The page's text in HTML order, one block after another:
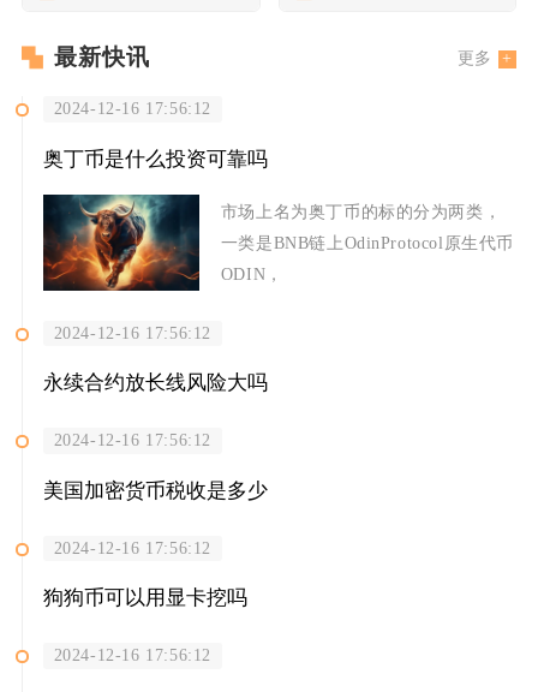
最新快讯 更多
2024-12-16 17:56:12
奥丁币是什么投资可靠吗
市场上名为奥丁币的标的分为两类，
一类是BNB链上OdinProtocol原生代币
ODIN，
2024-12-16 17:56:12
永续合约放长线风险大吗
2024-12-16 17:56:12
美国加密货币税收是多少
2024-12-16 17:56:12
狗狗币可以用显卡挖吗
2024-12-16 17:56:12